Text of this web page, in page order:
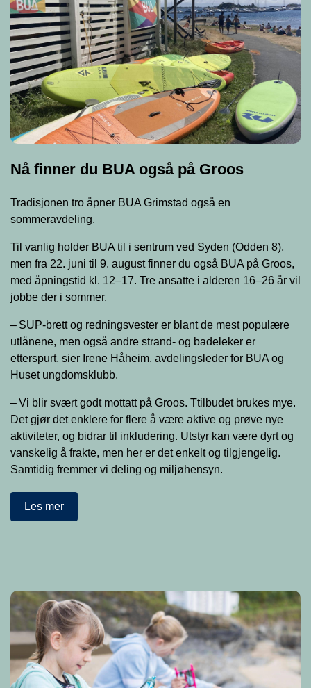
Nå finner du BUA også på Groos
Tradisjonen tro åpner BUA Grimstad også en
sommeravdeling.
Til vanlig holder BUA til i sentrum ved Syden (Odden 8),
men fra 22. juni til 9. august finner du også BUA på Groos,
med åpningstid kl. 12–17. Tre ansatte i alderen 16–26 år vil
jobbe der i sommer.
– SUP-brett og redningsvester er blant de mest populære
utlånene, men også andre strand- og badeleker er
etterspurt, sier Irene Håheim, avdelingsleder for BUA og
Huset ungdomsklubb.
– Vi blir svært godt mottatt på Groos. Ttilbudet brukes mye.
Det gjør det enklere for flere å være aktive og prøve nye
aktiviteter, og bidrar til inkludering. Utstyr kan være dyrt og
vanskelig å frakte, men her er det enkelt og tilgjengelig.
Samtidig fremmer vi deling og miljøhensyn.
Les mer